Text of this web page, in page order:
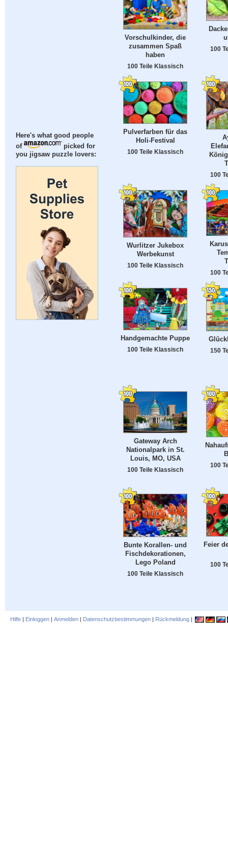
Here's what good people
of
picked for
you jigsaw puzzle lovers:
Vorschulkinder, die
zusammen Spaß
haben
100 Teile Klassisch
100
Pulverfarben für das
Holi-Festival
100 Teile Klassisch
100
Wurlitzer Jukebox
Werbekunst
100 Teile Klassisch
100
Handgemachte Puppe
100 Teile Klassisch 150
Gateway Arch
Nationalpark in St.
Louis, MO, USA
100 Teile Klassisch
100
Bunte Korallen- und
Fischdekorationen,
Lego Poland
100 Teile Klassisch
Feier
100
Hilfe | Einloggen | Anmelden | Datenschutzbestimmungen | Rückmeldung |